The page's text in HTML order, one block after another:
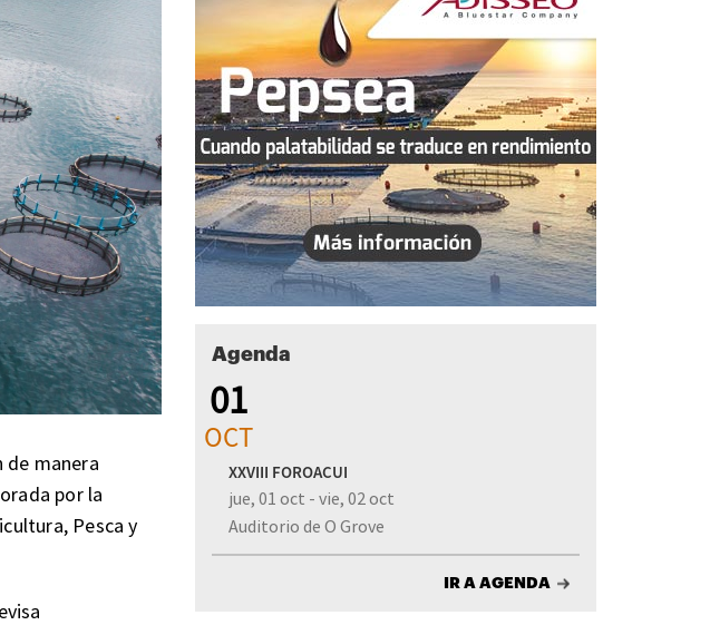
de manera
por la
Pesca y
Agenda
01
OCT
XXVIII FOROACUI
jue, 01 oct - vie, 02 oct
Auditorio de O Grove
IR A AGENDA